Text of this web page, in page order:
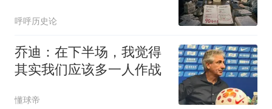
呼呼历史论
乔迪：在下半场，我觉得
其实我们应该多一人作战
懂球帝